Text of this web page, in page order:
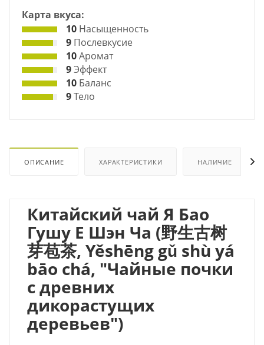
Карта вкуса:
10 Насыщенность
9 Послевкусие
10Аромат
9Эффект
10 Баланс
9Тело
ОПИСАНИЕ ХАРАКТЕРИСТИКИ НАЛИЧИЕ
Китайский чай Я Бао
Гушу Е Шэн Ча (野生古树
芽苞茶, Yěshēng gǔ shù yá
bāo chá, "Чайные почки
с древних
дикорастущих
деревьев")